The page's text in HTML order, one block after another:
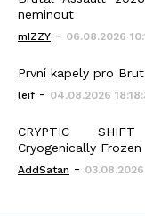
neminout
mIZZY - 06.08.2026
První kapely pro
leif - 04.08.2026
CRYPTIC
Cryogenically Frozen
AddSatan - 03.08.2026